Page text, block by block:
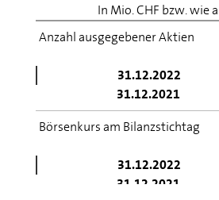
In Mio. CHF bzw. wie
Anzahl ausgegebener Aktien
31.12.2022
31.12.2021
Börsenkurs am Bilanzstichtag
31.12.2022
31.12.2021